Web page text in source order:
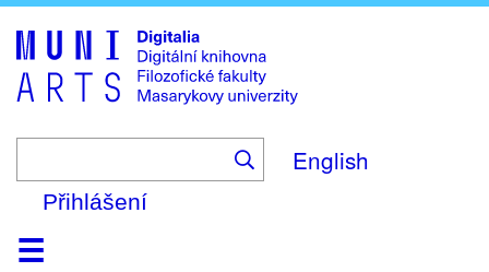
to
main
content
English
Přihlášení